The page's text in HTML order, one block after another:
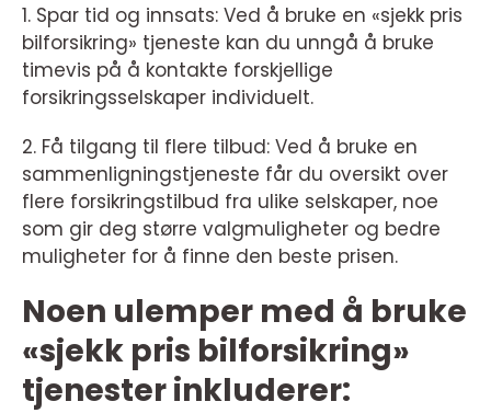
1. Spar tid og innsats: Ved å bruke en «sjekk pris
bilforsikring» tjeneste kan du unngå å bruke
timevis på å kontakte forskjellige
forsikringsselskaper individuelt.
2. Få tilgang til flere tilbud: Ved å bruke en
sammenligningstjeneste får du oversikt over
flere forsikringstilbud fra ulike selskaper, noe
som gir deg større valgmuligheter og bedre
muligheter for å finne den beste prisen.
Noen ulemper med å bruke
«sjekk pris bilforsikring»
tjenester inkluderer: